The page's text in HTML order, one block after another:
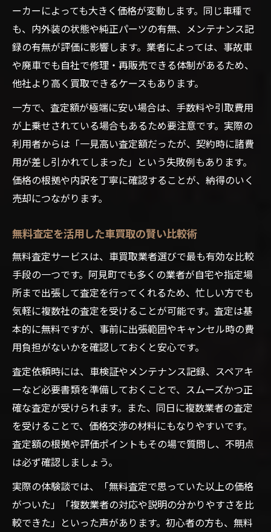
ーカーによっても大きく価格が変動します。同じ車種で
も、内外装の状態や純正パーツの有無、メンテナンス記
録の有無が評価に影響します。業者によっては、事故車
や廃車でも自社で修理・再販売できる体制があるため、
他社より高く買取できるケースもあります。
一方で、査定額が極端に安い場合は、手数料や引取費用
が上乗せされている場合もあるため要注意です。実際の
利用者からは「一見高い査定額だったが、契約時に諸費
用が差し引かれてしまった」という失敗例もあります。
価格の根拠や内訳を丁寧に確認することが、納得のいく
売却につながります。
無料査定を活用した車買取の賢い比較術
無料査定サービスは、車買取業者選びで最も有効な比較
手段の一つです。阿見町でも多くの業者が自宅や指定場
所まで出張して査定を行ってくれるため、忙しい方でも
気軽に複数社の査定を受けることが可能です。査定は基
本的に無料ですが、事前に出張範囲やキャンセル時の費
用負担がないかを確認しておくと安心です。
査定依頼時には、車検証やメンテナンス記録、スペアキ
ーなど必要書類を準備しておくことで、スムーズかつ正
確な査定が受けられます。また、同日に複数業者の査定
を受けることで、価格交渉の材料にもなりやすいです。
査定額の根拠や評価ポイントもその場で質問し、不明点
は必ず確認しましょう。
実際の体験談では、「無料査定で思っていた以上の価格
がついた」「複数業者の対応や説明の分かりやすさを比
較できた」といった声があります。初心者の方も、無料